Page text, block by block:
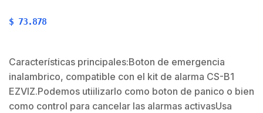
$
$ 73.878
Características principales:Boton de emergencia
inalambrico, compatible con el kit de alarma CS-B1
EZVIZ.Podemos utiilizarlo como boton de panico o bien
como control para cancelar las alarmas activasUsa